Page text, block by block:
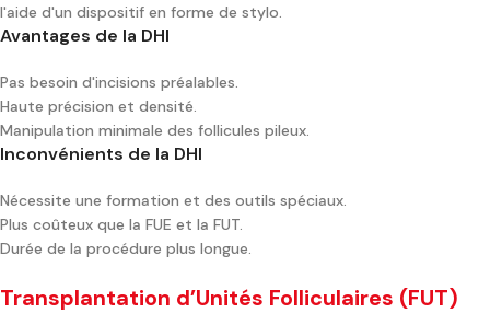
l'aide d'un dispositif en forme de stylo.
Avantages de la DHI
Pas besoin d'incisions préalables.
Haute précision et densité.
Manipulation minimale des follicules pileux.
Inconvénients de la DHI
Nécessite une formation et des outils spéciaux.
Plus coûteux que la FUE et la FUT.
Durée de la procédure plus longue.
Transplantation d’Unités Folliculaires (FUT)